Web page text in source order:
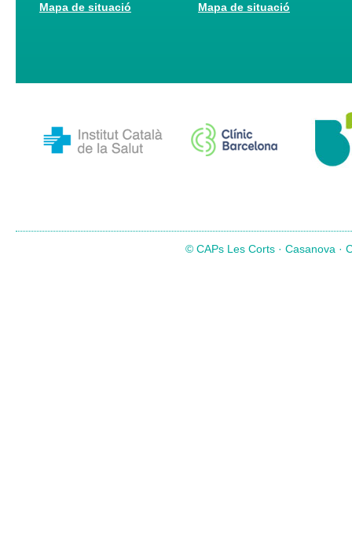
Mapa de situació Mapa de situació
© CAPs Les Corts · Casanova ·